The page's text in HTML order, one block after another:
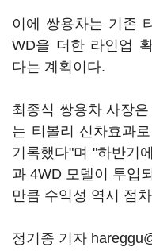
이에 쌍용차는 기존
WD을 더한 라인업
다는 계획이다.
최종식 쌍용차 사장
는 티볼리 신차효과
기록했다"며 "하반기
과 4WD 모델이 투입
만큼 수익성 역시 점
정기종 기자